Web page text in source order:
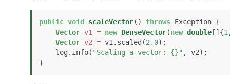
public void scaleVector() throws Exception {
Vector v1 = new DenseVector(new double[]{1
Vector v2 = v1.scaled(2.0);
    log.info(
"Scaling a vector: {}" , v2);
}